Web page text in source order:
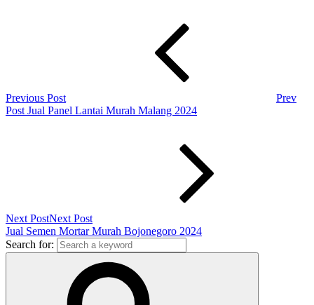
Previous Post
Prev
Post Jual Panel Lantai Murah Malang 2024
Next PostNext Post
Jual Semen Mortar Murah Bojonegoro 2024
Search for: